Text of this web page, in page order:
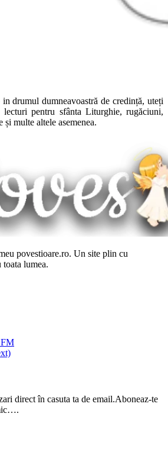
drumul dumneavoastră de credință, uteți
pentru sfânta Liturghie, rugăciuni,
multe altele asemenea.
povestioare.ro. Un site plin cu
toata lumea.
direct în casuta ta de email.Aboneaz-te